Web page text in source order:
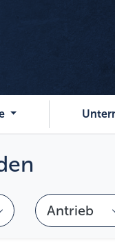
Antrieb wählen
Antrieb